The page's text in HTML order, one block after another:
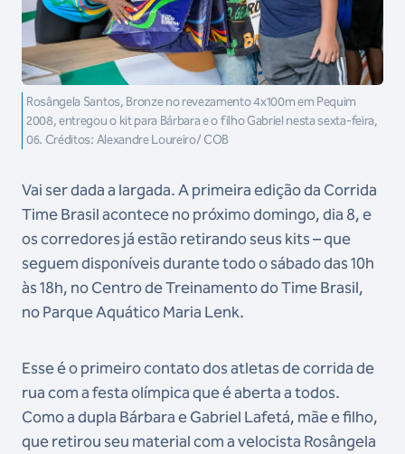
Rosângela Santos, Bronze no revezamento 4x100m em Pequim
2008, entregou o kit para Bárbara e o filho Gabriel nesta sexta-feira,
06. Créditos: Alexandre Loureiro/ COB
Vai ser dada a largada. A primeira edição da Corrida
Time Brasil acontece no próximo domingo, dia 8, e
os corredores já estão retirando seus kits – que
seguem disponíveis durante todo o sábado das 10h
às 18h, no Centro de Treinamento do Time Brasil,
no Parque Aquático Maria Lenk.
Esse é o primeiro contato dos atletas de corrida de
rua com a festa olímpica que é aberta a todos.
Como a dupla Bárbara e Gabriel Lafetá, mãe e filho,
que retirou seu material com a velocista Rosângela